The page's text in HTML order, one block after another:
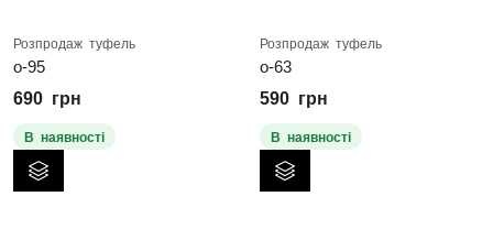
Розпродаж туфель
о-95
690 грн
В наявності
Розпродаж туфель
о-63
590 грн
В наявності